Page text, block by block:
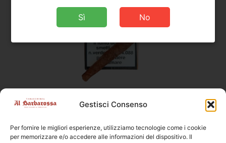
Gestisci Consenso
Per fornire le migliori esperienze, utilizziamo tecnologie come i cookie
per memorizzare e/o accedere alle informazioni del dispositivo. Il
Pedroni
Pedroni Classico Mezzo Sigaro Superiore
Dimensioni
70 × 12 mm
Sì No